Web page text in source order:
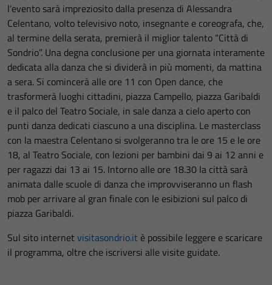
l’evento sarà impreziosito dalla presenza di Alessandra
Celentano, volto televisivo noto, insegnante e coreografa, che,
al termine della serata, premierà il miglior talento “Città di
Sondrio”. Una degna conclusione per una giornata interamente
dedicata alla danza che si dividerà in più momenti, da mattina
a sera. Si comincerà alle ore 11 con Open dance, che
trasformerà luoghi cittadini, piazza Campello, piazza Garibaldi
e il palco del Teatro Sociale, in sale danza a cielo aperto con
punti danza dedicati ciascuno a una disciplina. Le masterclass
con la maestra Celentano si svolgeranno tra le ore 15 e le ore
18, al Teatro Sociale, con lezioni per bambini dai 9 ai 12 anni e
per ragazzi dai 13 ai 15. Intorno alle ore 18.30 la città sarà
animata dalle scuole di danza che improvviseranno un flash
mob per arrivare al gran finale con le esibizioni sul palco di
piazza Garibaldi.
Sul sito internetvisitasondrio.it è possibile leggere e scaricare
il programma, oltre che iscriversi alle visite guidate.